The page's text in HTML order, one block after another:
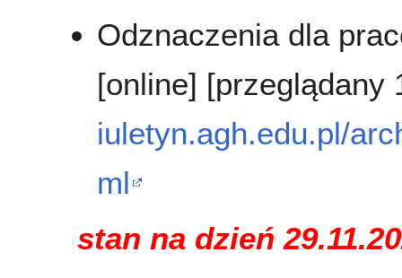
Odznaczenia dla
[online]
iuletyn.agh.edu.pl/
ml
stan na dzień